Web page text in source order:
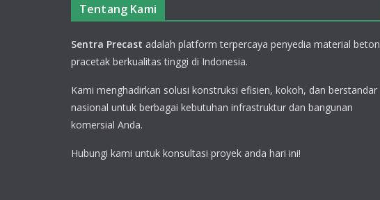
Tentang Kami
Sentra Precast adalah platform terpercaya penyedia material beton
pracetak berkualitas tinggi di Indonesia.
Kami menghadirkan solusi konstruksi efisien, kokoh, dan berstandar
nasional untuk berbagai kebutuhan infrastruktur dan bangunan
komersial Anda.
Hubungi kami untuk konsultasi proyek anda hari ini!